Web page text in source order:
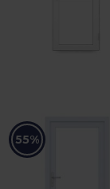
55%